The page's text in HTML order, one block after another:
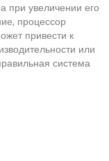
при увеличении его
процессор
привести к
или
система